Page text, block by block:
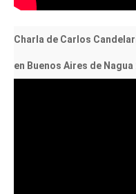
Charla de Carlos
en Buenos Aires de Nagua